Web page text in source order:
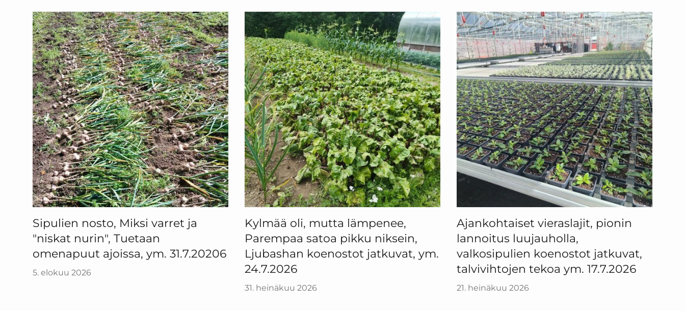
Sipulien nosto, Miksi varret ja
"niskat nurin", Tuetaan
omenapuut ajoissa, ym. 31.7.20206
5. elokuu 2026
Kylmää oli, mutta lämpenee,
Parempaa satoa pikku niksein,
Ljubashan koenostot jatkuvat, ym.
24.7.2026
31. heinäkuu 2026
Ajankohtaiset vieraslajit, pionin
lannoitus luujauholla,
valkosipulien koenostot jatkuvat,
talvivihtojen tekoa ym. 17.7.2026
21. heinäkuu 2026